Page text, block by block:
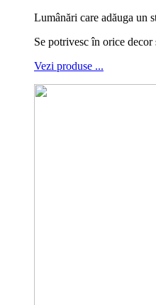
Lumânări care adăuga un
Se potrivesc în orice
Vezi produse ...